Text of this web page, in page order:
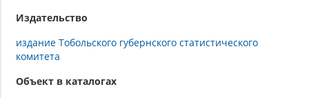
Издательство
издание Тобольского губернского статистического
комитета
Объект в каталогах